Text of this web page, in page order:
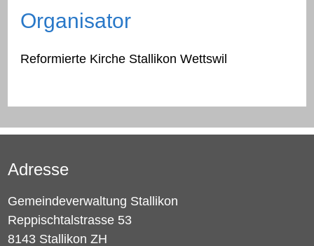
Organisator
Reformierte Kirche Stallikon Wettswil
Adresse
Gemeindeverwaltung Stallikon
Reppischtalstrasse 53
8143 Stallikon ZH